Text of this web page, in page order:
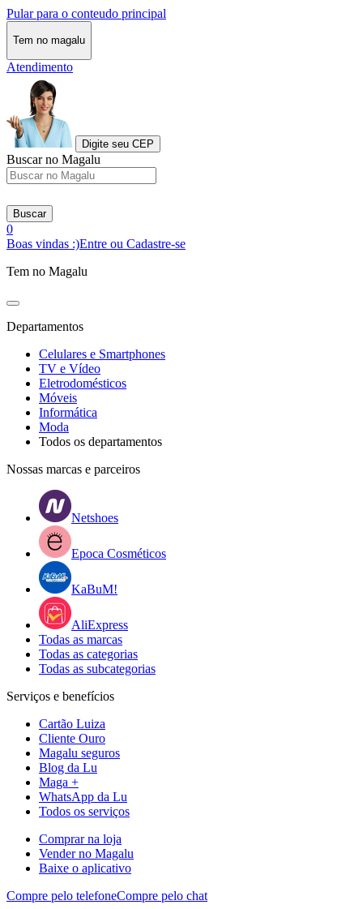
Pular para o conteudo principal
Tem no magalu
Atendimento
Digite seu CEP
Buscar no Magalu
Buscar
0
Boas vindas :)Entre ou Cadastre-se
Tem no Magalu
Departamentos
Celulares e Smartphones
TV e Vídeo
Eletrodomésticos
Móveis
Informática
Moda
Todos os departamentos
Nossas marcas e parceiros
Netshoes
Epoca Cosméticos
KaBuM!
AliExpress
Todas as marcas
Todas as categorias
Todas as subcategorias
Serviços e benefícios
Cartão Luiza
Cliente Ouro
Magalu seguros
Blog da Lu
Maga +
WhatsApp da Lu
Todos os serviços
Comprar na loja
Vender no Magalu
Baixe o aplicativo
Compre pelo telefoneCompre pelo chat